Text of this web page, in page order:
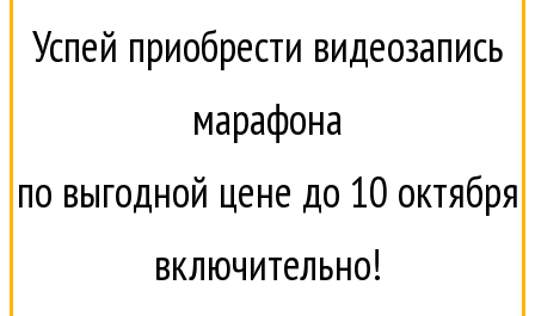
Успей приобрести видеозапись
марафона
по выгодной цене до 10 октября
включительно!